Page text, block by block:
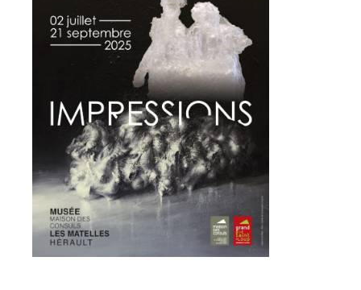
Adresse email*
Prénom
Adresse email*